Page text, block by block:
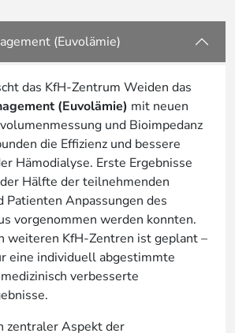
(Euvolämie)
das KfH-Zentrum Weiden das
(Euvolämie) mit neuen
und Bioimpedanz
die Effizienz und bessere
Hämodialyse. Erste Ergebnisse
Hälfte der teilnehmenden
Patienten Anpassungen des
vorgenommen werden konnten.
weiteren KfH-Zentren ist geplant –
eine individuell abgestimmte
verbesserte
zentraler Aspekt der